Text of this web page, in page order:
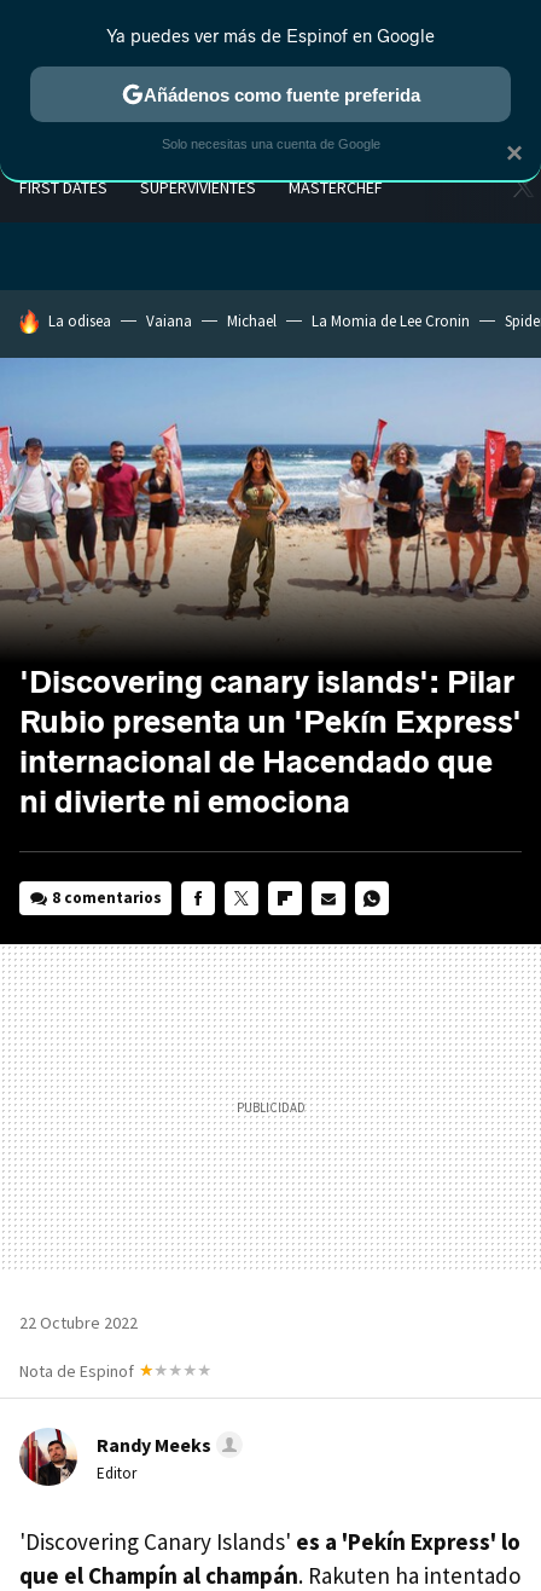
FIRST DATES SUPERVIVIENTES MASTERCHEF
HOY SE HABLA DE
La odisea Vaiana Michael La Momia de Lee Cronin
'Discovering canary islands': Pilar
Rubio presenta un 'Pekín Express'
internacional de Hacendado que
ni divierte ni emociona
8 comentarios
MAIL
22 Octubre 2022
Nota de Espinof
Randy Meeks
Editor
'Discovering Canary Islands' es a 'Pekín Express' lo
que el Champín al champán. Rakuten ha intentado
×
Ya puedes ver más de Espinof en Google
Añádenos como fuente preferida
Solo necesitas una cuenta de Google